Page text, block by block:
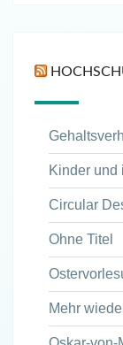
Kinder und
Circular
Ohne Titel
Mehr